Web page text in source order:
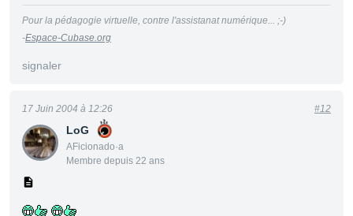
Pour la pédagogie virtuelle, contre l'assistanat numérique... ;-)
-Espace-Cubase.org
signaler
LoG
AFicionado·a
Membre depuis 22 ans
17 Juin 2004 à 12:26 #12